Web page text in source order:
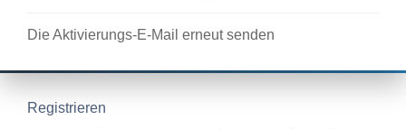
Die Aktivierungs-E-Mail erneut senden
Registrieren